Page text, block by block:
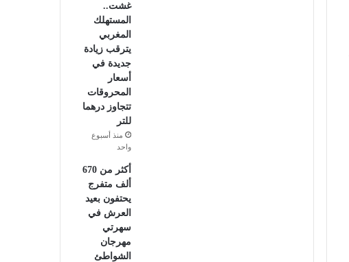
غشت..
المستهلك
المغربي
يترقب زيادة
جديدة في
أسعار
المحروقات
تتجاوز درهما
للتر
منذ أسبوع
واحد
أكثر من 670
ألف متفرج
يحتفون بعيد
العرش في
سهرتي
مهرجان
الشواطئ